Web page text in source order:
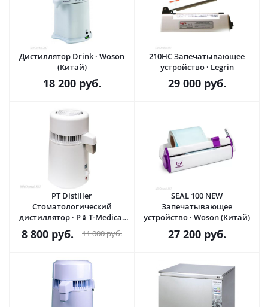
Дистиллятор Drink · Woson
(Китай)
18 200руб.
210HC Запечатывающее
устройство · Legrin
29 000руб.
PT Distiller
Стоматологический
дистиллятор · P﹠T-Medical
(Китай)
8 800 руб. 11 000руб.
SEAL 100 NEW
Запечатывающее
устройство · Woson (Китай)
27 200руб.